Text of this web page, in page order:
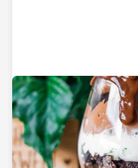
纯净的初榨椰子油